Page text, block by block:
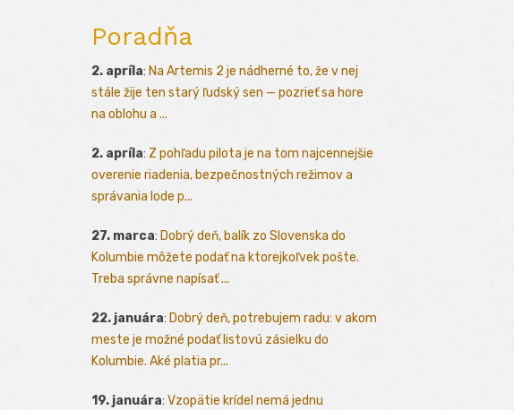
Poradňa
2. apríla: Na Artemis 2 je nádherné to, že v nej
stále žije ten starý ľudský sen — pozrieť sa hore
na oblohu a ...
2. apríla: Z pohľadu pilota je na tom najcennejšie
overenie riadenia, bezpečnostných režimov a
správania lode p...
27. marca: Dobrý deň, balík zo Slovenska do
Kolumbie môžete podať na ktorejkoľvek pošte.
Treba správne napísať ...
22. januára: Dobrý deň, potrebujem radu: v akom
meste je možné podať listovú zásielku do
Kolumbie. Aké platia pr...
19. januára: Vzopätie krídel nemá jednu